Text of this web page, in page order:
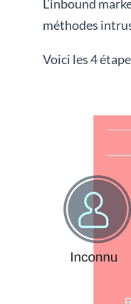
L’inbound
méthodes
Voici les 4